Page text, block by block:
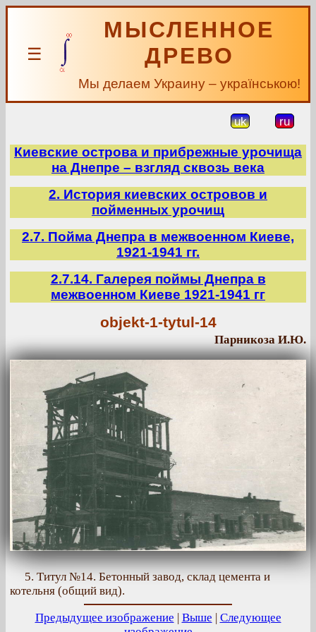
☰
МЫСЛЕННОЕ
ДРЕВО
Мы делаем Украину – українською!
uk ru
Киевские острова и прибрежные урочища
на Днепре – взгляд сквозь века
2. История киевских островов и
пойменных урочищ
2.7. Пойма Днепра в межвоенном Киеве,
1921-1941 гг.
2.7.14. Галерея поймы Днепра в
межвоенном Киеве 1921-1941 гг
objekt-1-tytul-14
Парникоза И.Ю.
5. Титул №14. Бетонный завод, склад цемента и
котельня (общий вид).
Предыдущее изображение
Выше
Следующее